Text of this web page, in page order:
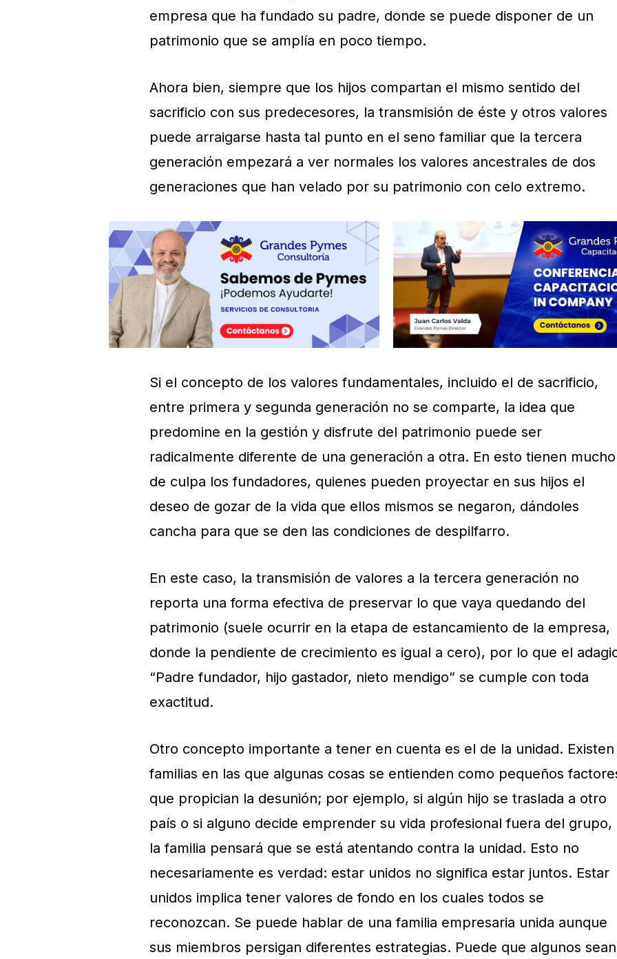
empresa que ha fundado su padre, donde se puede disponer de un
patrimonio que se amplía en poco tiempo.
Ahora bien, siempre que los hijos compartan el mismo sentido del
sacrificio con sus predecesores, la transmisión de éste y otros valores
puede arraigarse hasta tal punto en el seno familiar que la tercera
generación empezará a ver normales los valores ancestrales de dos
generaciones que han velado por su patrimonio con celo extremo.
Si el concepto de los valores fundamentales, incluido el de sacrificio,
entre primera y segunda generación no se comparte, la idea que
predomine en la gestión y disfrute del patrimonio puede ser
radicalmente diferente de una generación a otra. En esto tienen mucho
de culpa los fundadores, quienes pueden proyectar en sus hijos el
deseo de gozar de la vida que ellos mismos se negaron, dándoles
cancha para que se den las condiciones de despilfarro.
En este caso, la transmisión de valores a la tercera generación no
reporta una forma efectiva de preservar lo que vaya quedando del
patrimonio (suele ocurrir en la etapa de estancamiento de la empresa,
donde la pendiente de crecimiento es igual a cero), por lo que el
“Padre fundador, hijo gastador, nieto mendigo” se cumple con toda
exactitud.
Otro concepto importante a tener en cuenta es el de la unidad. Existen
familias en las que algunas cosas se entienden como pequeños
que propician la desunión; por ejemplo, si algún hijo se traslada a otro
país o si alguno decide emprender su vida profesional fuera del grupo,
la familia pensará que se está atentando contra la unidad. Esto no
necesariamente es verdad: estar unidos no significa estar juntos. Estar
unidos implica tener valores de fondo en los cuales todos se
reconozcan. Se puede hablar de una familia empresaria unida aunque
sus miembros persigan diferentes estrategias. Puede que algunos sean